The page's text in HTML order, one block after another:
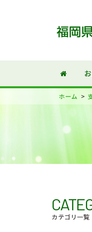
ホーム >
カテゴリ一覧